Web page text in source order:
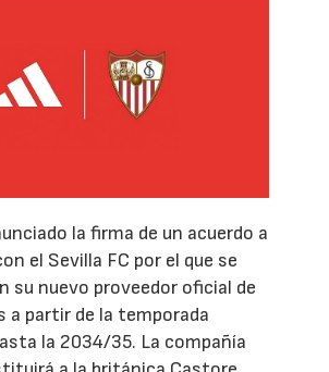
la firma de un acuerdo a
el Sevilla FC por el que se
su nuevo proveedor oficial de
a partir de la temporada
la 2034/35. La compañía